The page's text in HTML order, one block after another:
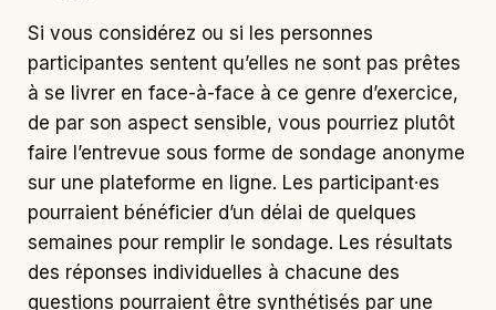
Si vous considérez ou si les personnes
participantes sentent qu’elles ne sont pas prêtes
à se livrer en face-à-face à ce genre d’exercice,
de par son aspect sensible, vous pourriez plutôt
faire l’entrevue sous forme de sondage anonyme
sur une plateforme en ligne. Les participant·es
pourraient bénéficier d’un délai de quelques
semaines pour remplir le sondage. Les résultats
des réponses individuelles à chacune des
questions pourraient être synthétisés par une